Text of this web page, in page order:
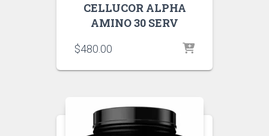
CELLUCOR ALPHA
AMINO 30 SERV
$480.00